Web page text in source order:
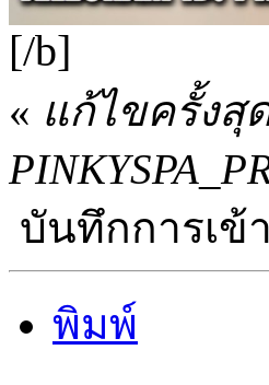
[/b]
« แก้ไขครั้งสุ
บันทึกการเข้า
พิมพ์